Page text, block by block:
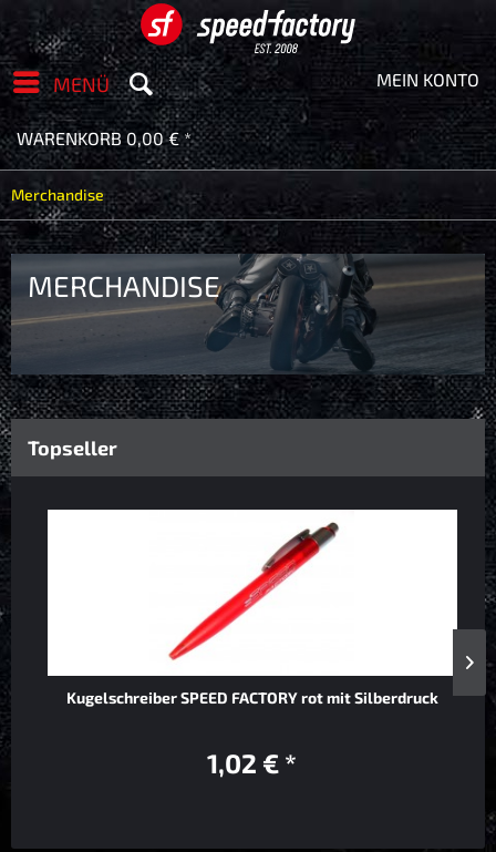
MENÜ MEIN KONTO
WARENKORB0,00 € *
Merchandise
MERCHANDISE
Topseller
Kugelschreiber SPEED FACTORY rot mit Silberdruck
1,02 € *